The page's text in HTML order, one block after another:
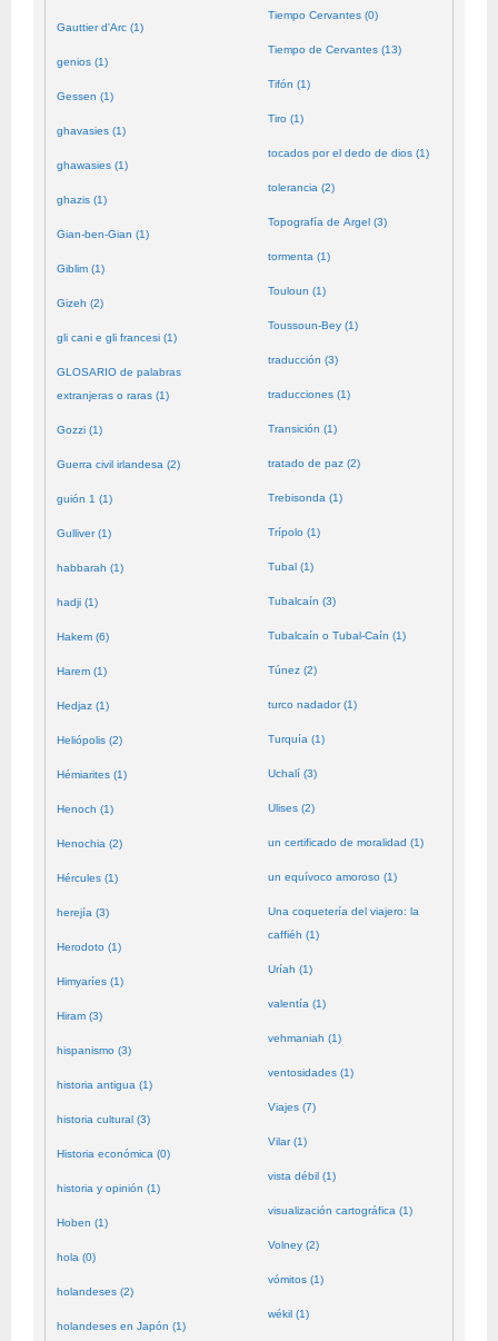
Gauttier d'Arc (1)
genios (1)
Gessen (1)
ghavasies (1)
ghawasies (1)
ghazis (1)
Gian-ben-Gian (1)
Giblim (1)
Gizeh (2)
gli cani e gli francesi (1)
GLOSARIO de palabras
extranjeras o raras (1)
Gozzi (1)
Guerra civil irlandesa (2)
guión 1 (1)
Gulliver (1)
habbarah (1)
hadji (1)
Hakem (6)
Harem (1)
Hedjaz (1)
Heliópolis (2)
Hémiarites (1)
Henoch (1)
Henochia (2)
Hércules (1)
herejía (3)
Herodoto (1)
Himyaríes (1)
Hiram (3)
hispanismo (3)
historia antigua (1)
historia cultural (3)
Historia económica (0)
historia y opinión (1)
Hoben (1)
hola (0)
holandeses (2)
holandeses en Japón (1)
Tiempo Cervantes (0)
Tiempo de Cervantes (13)
Tifón (1)
Tiro (1)
tocados por el dedo de dios (1)
tolerancia (2)
Topografía de Argel (3)
tormenta (1)
Touloun (1)
Toussoun-Bey (1)
traducción (3)
traducciones (1)
Transición (1)
tratado de paz (2)
Trebisonda (1)
Trípolo (1)
Tubal (1)
Tubalcaín (3)
Tubalcaín o Tubal-Caín (1)
Túnez (2)
turco nadador (1)
Turquía (1)
Uchalí (3)
Ulises (2)
un certificado de moralidad (1)
un equívoco amoroso (1)
Una coquetería del viajero: la
caffiéh (1)
Uríah (1)
valentía (1)
vehmaniah (1)
ventosidades (1)
Viajes (7)
Vilar (1)
vista débil (1)
visualización cartográfica (1)
Volney (2)
vómitos (1)
wékil (1)